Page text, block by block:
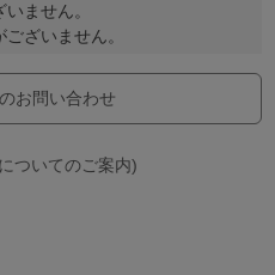
ません。
ざいません。
お問い合わせ
ついてのご案内)